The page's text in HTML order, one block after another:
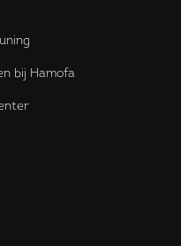
bij Hamofa